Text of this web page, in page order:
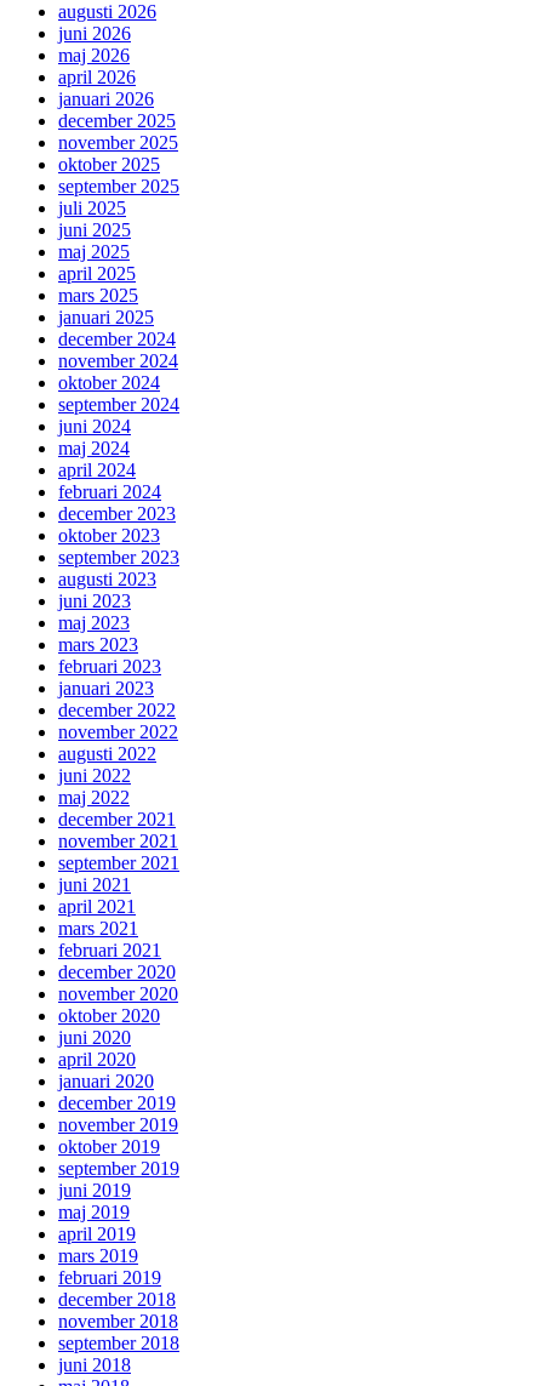
augusti 2026
juni 2026
maj 2026
april 2026
januari 2026
december 2025
november 2025
oktober 2025
september 2025
juli 2025
juni 2025
maj 2025
april 2025
mars 2025
januari 2025
december 2024
november 2024
oktober 2024
september 2024
juni 2024
maj 2024
april 2024
februari 2024
december 2023
oktober 2023
september 2023
augusti 2023
juni 2023
maj 2023
mars 2023
februari 2023
januari 2023
december 2022
november 2022
augusti 2022
juni 2022
maj 2022
december 2021
november 2021
september 2021
juni 2021
april 2021
mars 2021
februari 2021
december 2020
november 2020
oktober 2020
juni 2020
april 2020
januari 2020
december 2019
november 2019
oktober 2019
september 2019
juni 2019
maj 2019
april 2019
mars 2019
februari 2019
december 2018
november 2018
september 2018
juni 2018